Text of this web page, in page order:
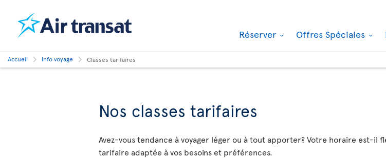
Réserver Offres Spéciales
Accueil Info voyage Classes tarifaires
Nos classes tarifaires
Avez-vous tendance à voyager léger ou à tout apporter? Votre horaire est-il
tarifaire adaptée à vos besoins et préférences.